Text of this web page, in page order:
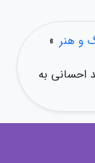
و هنر »
احسانی به